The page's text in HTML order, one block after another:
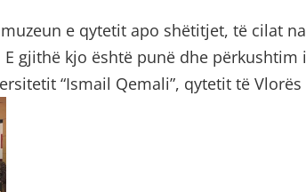
e qytetit apo shëtitjet, të cilat
gjithë kjo është punë dhe përkushtim
“Ismail Qemali”, qytetit të Vlorës